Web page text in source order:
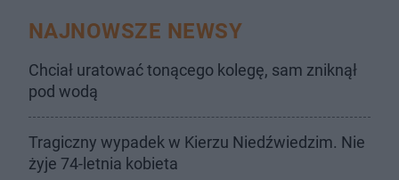
NAJNOWSZE NEWSY
Chciał uratować tonącego kolegę, sam zniknął
pod wodą
Tragiczny wypadek w Kierzu Niedźwiedzim. Nie
żyje 74-letnia kobieta